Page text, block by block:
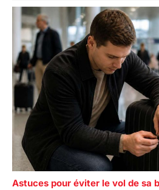
Astuces pour éviter le vol de sa